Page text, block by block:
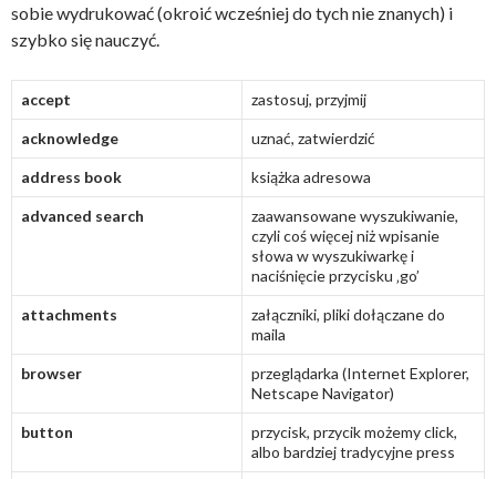
sobie wydrukować (okroić wcześniej do tych nie znanych) i
szybko się nauczyć.
accept zastosuj, przyjmij
acknowledge uznać, zatwierdzić
address book książka adresowa
advanced search
zaawansowane wyszukiwanie,
czyli coś więcej niż wpisanie
słowa w wyszukiwarkę i
naciśnięcie przycisku ‚go’
attachments
załączniki, pliki dołączane do
maila
browser
przeglądarka (Internet Explorer,
Netscape Navigator)
button
przycisk, przycik możemy click,
albo bardziej tradycyjne press